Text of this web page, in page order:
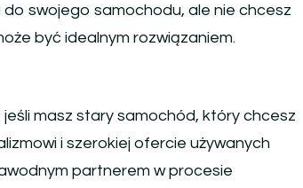
swojego samochodu, ale nie chcesz
być idealnym rozwiązaniem.
masz stary samochód, który chcesz
i szerokiej ofercie używanych
partnerem w procesie